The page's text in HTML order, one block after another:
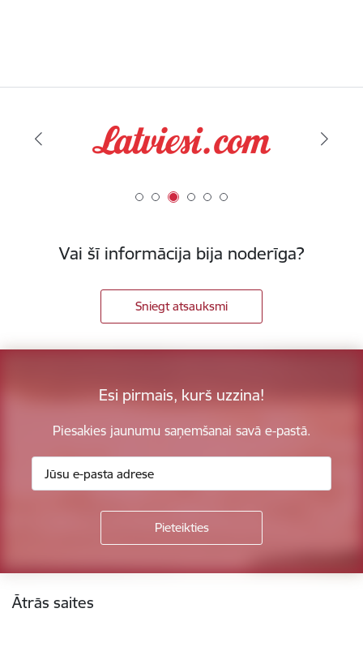
Vai šī informācija bija noderīga?
Sniegt atsauksmi
Esi pirmais, kurš uzzina!
Piesakies jaunumu saņemšanai savā e-pastā.
Ātrās saites